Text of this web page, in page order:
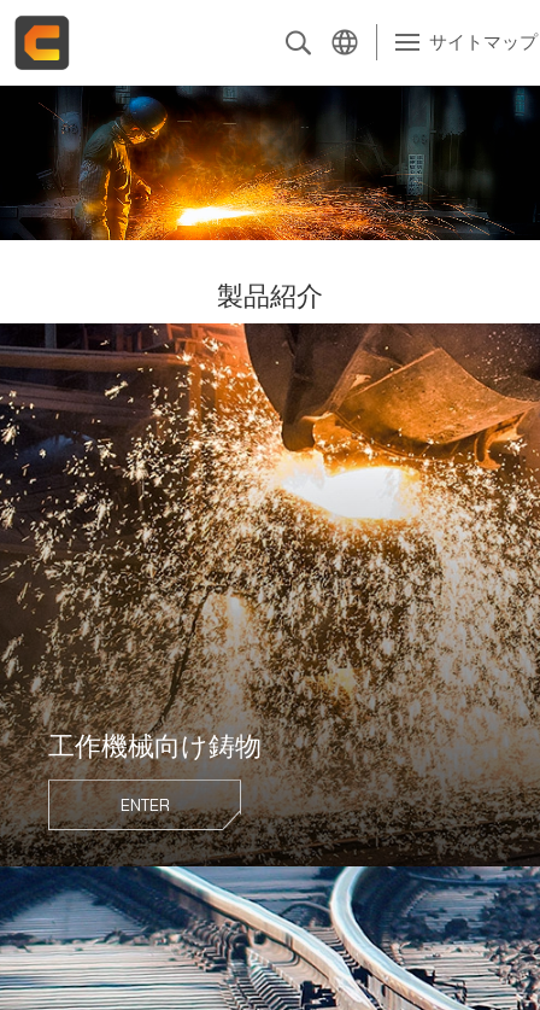
サイトマップ
会社案内
製品紹介
品質管理
ソリューション
主要取引先
最新情報
お問い合わせ
製品紹介
工作機械向け鋳物
ENTER